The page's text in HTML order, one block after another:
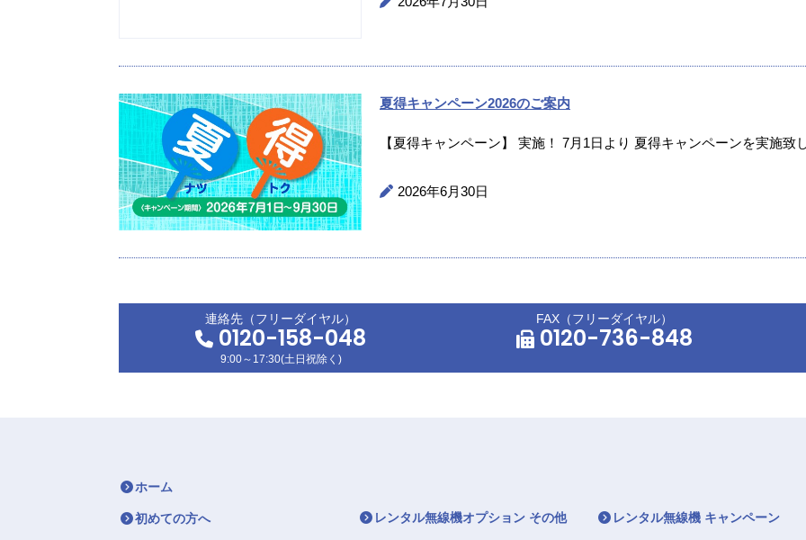
夏得キャンペーン2026のご案内
【夏得キャンペーン】 実施！ 7月1日より 夏得キャンペーンを実施致
2026年6月30日
連絡先（フリーダイヤル）
0120-158-048
9:00～17:30(土日祝除く)
FAX（フリーダイヤル）
0120-736-848
ホーム
初めての方へ レンタル無線機オプション その他 レンタル無線機 キャンペーン